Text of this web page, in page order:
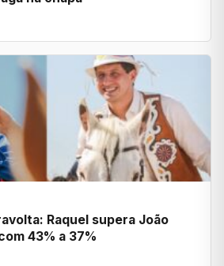
Raquel supera João
43% a 37%